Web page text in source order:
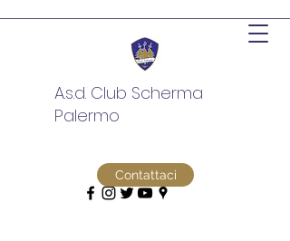
A.s.d. Club Scherma
Palermo
Contattaci